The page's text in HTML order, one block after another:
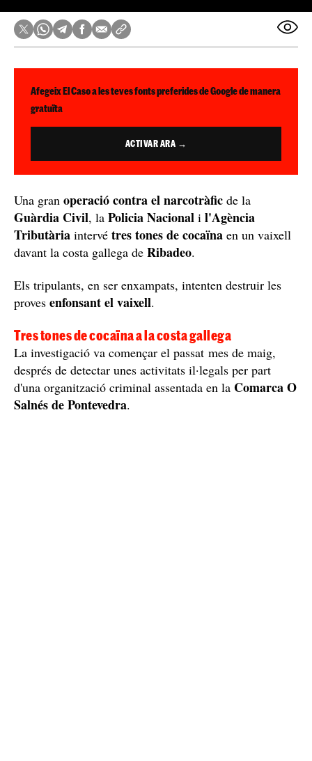
Afegeix El Caso a les teves fonts preferides de Google de manera
gratuïta
ACTIVAR ARA →
Una gran operació contra el narcotràfic de la
Guàrdia Civil, la Policia Nacional i l'Agència
Tributària intervé tres tones de cocaïna en un vaixell
davant la costa gallega de Ribadeo.
Els tripulants, en ser enxampats, intenten destruir les
proves enfonsant el vaixell.
Tres tones de cocaïna a la costa gallega
La investigació va començar el passat mes de maig,
després de detectar unes activitats il·legals per part
d'una organització criminal assentada en la Comarca O
Salnés de Pontevedra.